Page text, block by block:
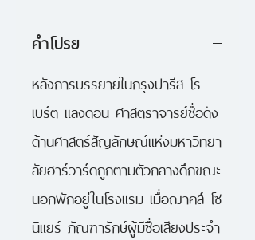
คำโปรย
หลังการบรรยายในกรุงปารีส โร
เบิร์ต แลงดอน ศาสตราจารย์ชื่อดัง
ด้านศาสตร์สัญลักษณ์แห่งมหาวิทยา
ลัยฮาร์วาร์ดถูกตามตัวกลางดึกขณะ
นอกพักอยู่ในโรงแรม เมื่อฌาคส์ โซ
นิแยร์ ภัณฑารักษ์ผู้มีชื่อเสียงประจำ